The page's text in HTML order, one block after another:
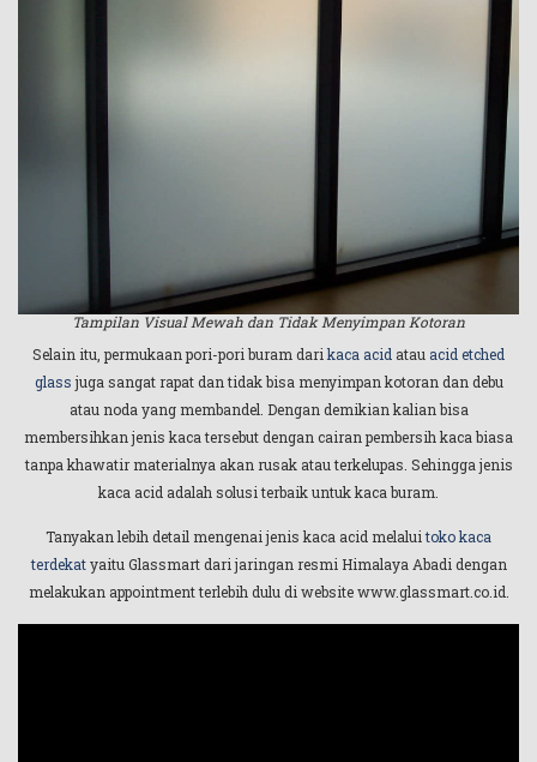
Tampilan Visual Mewah dan Tidak Menyimpan Kotoran
Selain itu, permukaan pori-pori buram dari kaca acid atau acid etched
glass juga sangat rapat dan tidak bisa menyimpan kotoran dan debu
atau noda yang membandel. Dengan demikian kalian bisa
membersihkan jenis kaca tersebut dengan cairan pembersih kaca biasa
tanpa khawatir materialnya akan rusak atau terkelupas. Sehingga jenis
kaca acid adalah solusi terbaik untuk kaca buram.
Tanyakan lebih detail mengenai jenis kaca acid melaluitoko kaca
terdekatyaitu Glassmart dari jaringan resmi Himalaya Abadi dengan
melakukan appointment terlebih dulu di website www.glassmart.co.id.